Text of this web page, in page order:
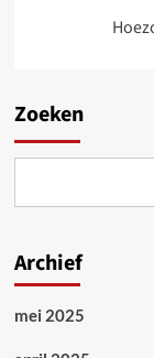
Zoeken
Archief
mei 2025